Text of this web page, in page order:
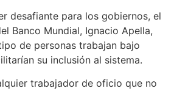
desafiante para los gobiernos, el
Banco Mundial, Ignacio Apella,
de personas trabajan bajo
su inclusión al sistema.
trabajador de oficio que no